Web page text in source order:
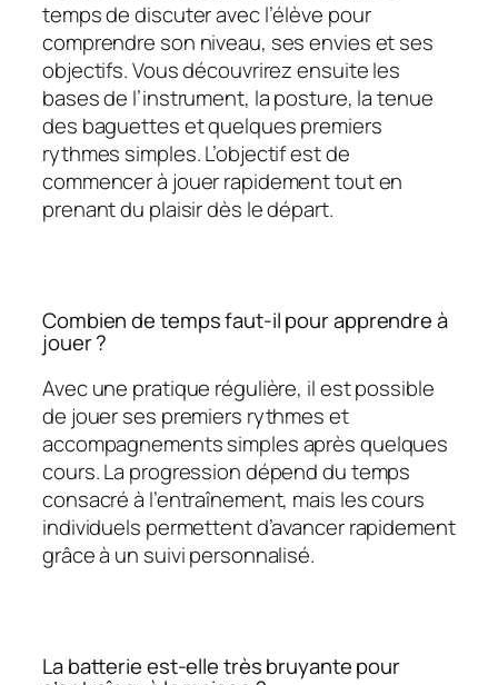
temps de discuter avec l’élève pour
comprendre son niveau, ses envies et ses
objectifs. Vous découvrirez ensuite les
bases de l’instrument, la posture, la tenue
des baguettes et quelques premiers
rythmes simples. L’objectif est de
commencer à jouer rapidement tout en
prenant du plaisir dès le départ.
Combien de temps faut-il pour apprendre à
jouer ?
Avec une pratique régulière, il est possible
de jouer ses premiers rythmes et
accompagnements simples après quelques
cours. La progression dépend du temps
consacré à l’entraînement, mais les cours
individuels permettent d’avancer rapidement
grâce à un suivi personnalisé.
La batterie est-elle très bruyante pour